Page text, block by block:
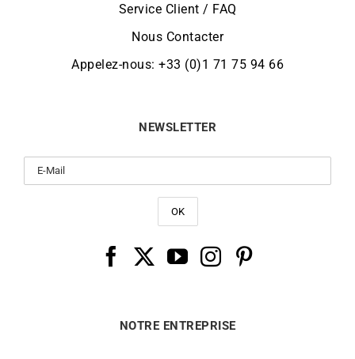
Service Client / FAQ
Nous Contacter
Appelez-nous: +33 (0)1 71 75 94 66
NEWSLETTER
NOTRE ENTREPRISE